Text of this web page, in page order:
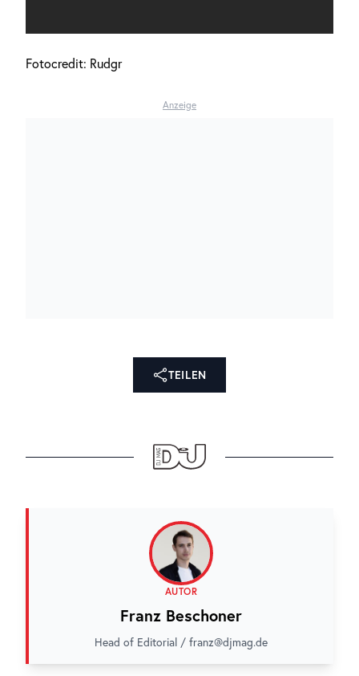
Fotocredit: Rudgr
Anzeige
TEILEN
AUTOR
Franz Beschoner
Head of Editorial / franz@djmag.de